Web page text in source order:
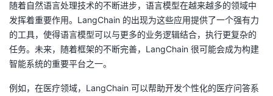
随着自然语言处理技术的不断进步，语言模型在越来越多的领域中
发挥着重要作用。LangChain 的出现为这些应用提供了一个强有力
的工具，使得语言模型可以与更多的业务逻辑结合，执行更复杂的
任务。未来，随着框架的不断完善，LangChain 很可能会成为构建
智能系统的重要平台之一。
例如，在医疗领域，LangChain 可以帮助开发个性化的医疗问答系